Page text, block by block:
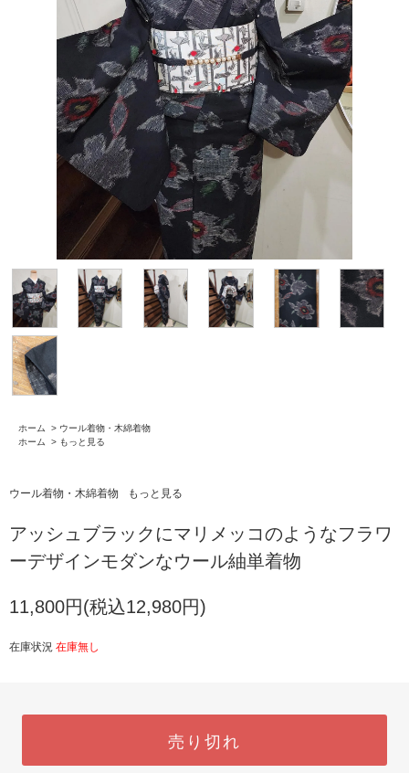
ホーム > ウール着物・木綿着物
ホーム
> もっと見る
ウール着物・木綿着物 もっと見る
アッシュブラックにマリメッコのようなフラワ
ーデザインモダンなウール紬単着物
11,800円(税込12,980円)
在庫状況 在庫無し
売り切れ